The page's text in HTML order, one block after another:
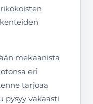
mekaanista
eri
tarjoaa
pysyy vakaasti